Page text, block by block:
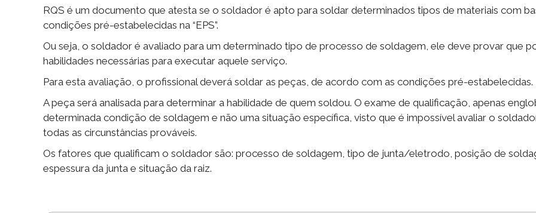
RQS é um documento que atesta se o soldador é apto para soldar determinados tipos de materiais com
condições pré-estabelecidas na “EPS”.
Ou seja, o soldador é avaliado para um determinado tipo de processo de soldagem, ele deve provar que
habilidades necessárias para executar aquele serviço.
Para esta avaliação, o profissional deverá soldar as peças, de acordo com as condições pré-estabelecidas.
A peça será analisada para determinar a habilidade de quem soldou. O exame de qualificação, apenas
determinada condição de soldagem e não uma situação específica, visto que é impossível avaliar o
todas as circunstâncias prováveis.
Os fatores que qualificam o soldador são: processo de soldagem, tipo de junta/eletrodo, posição de
espessura da junta e situação da raiz.